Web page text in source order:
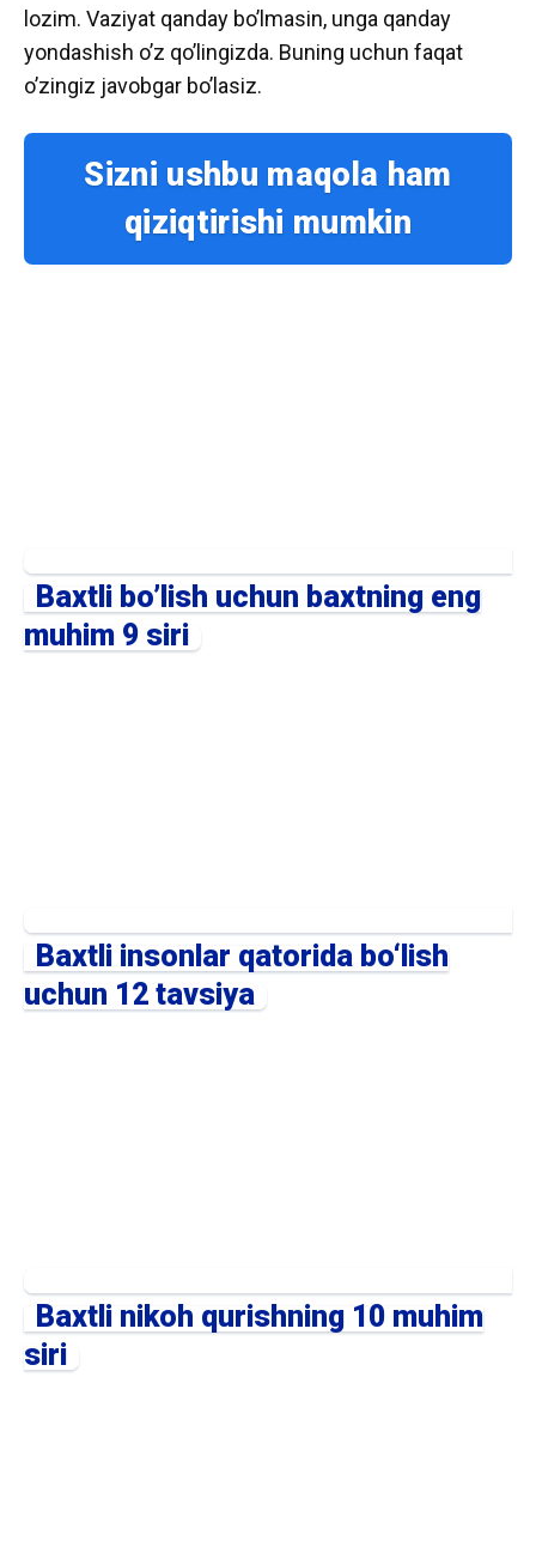
lozim. Vaziyat qanday bo’lmasin, unga qanday
yondashish o’z qo’lingizda. Buning uchun faqat
o’zingiz javobgar bo’lasiz.
Sizni ushbu maqola ham
qiziqtirishi mumkin
Baxtli bo’lish uchun baxtning eng
muhim 9 siri
Baxtli insonlar qatorida bo‘lish
uchun 12 tavsiya
Baxtli nikoh qurishning 10 muhim
siri